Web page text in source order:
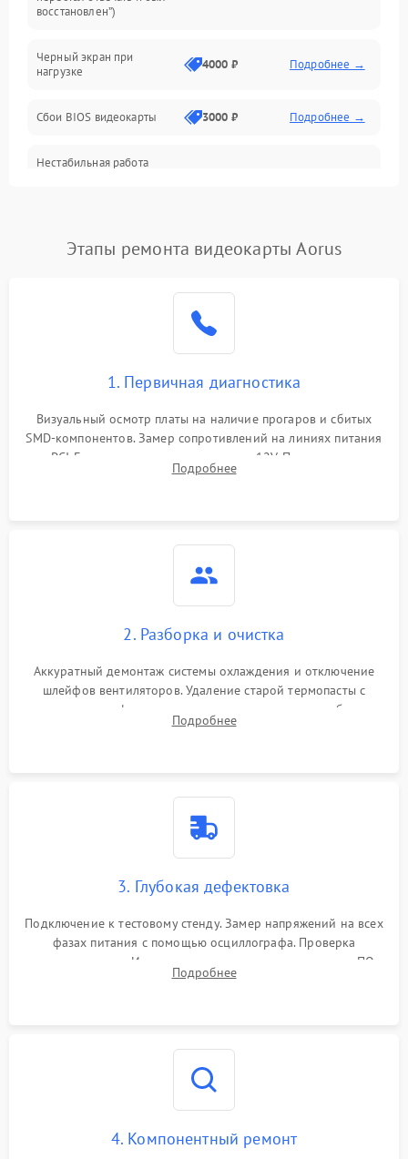
Электропитание
ПО
Электронные компоненты
Общие поломки
Механические повреждения
восстановлен”)
Черный экран при
нагрузке
4000 ₽ Подробнее →
Сбои BIOS видеокарты 3000 ₽ Подробнее →
Нестабильная работа
Этапы ремонта видеокарты Aorus
1. Первичная диагностика
Визуальный осмотр платы на наличие прогаров и сбитых
SMD-компонентов. Замер сопротивлений на линиях питания
PCI-E и дополнительных разъемах 12V. Проверка на
короткое замыкание основных дросселей питания GPU и
Подробнее
2. Разборка и очистка
Аккуратный демонтаж системы охлаждения и отключение
шлейфов вентиляторов. Удаление старой термопасты с
кристалла графического чипа и термопрокладок с банок
памяти и зоны VRM. Очистка платы от пыли и окислов.
Подробнее
3. Глубокая дефектовка
Подключение к тестовому стенду. Замер напряжений на всех
фазах питания с помощью осциллографа. Проверка
инициализации. Использование специализированного ПО
MATS
Подробнее
4. Компонентный ремонт